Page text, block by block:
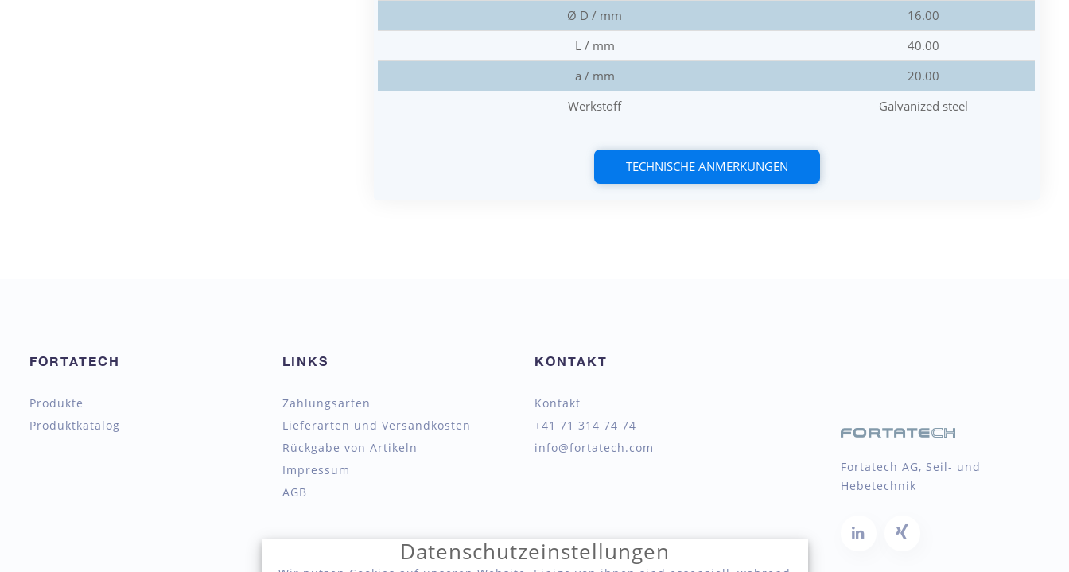
Ø D / mm
16.00
L / mm
40.00
a / mm
20.00
Werkstoff
Galvanized steel
TECHNISCHE ANMERKUNGEN
FORTATECH
Produkte
Produktkatalog
LINKS
Zahlungsarten
Lieferarten und Versandkosten
Rückgabe von Artikeln
Impressum
AGB
KONTAKT
Kontakt
+41 71 314 74 74
info@fortatech.com
Fortatech AG, Seil- und
Hebetechnik
Datenschutzeinstellungen